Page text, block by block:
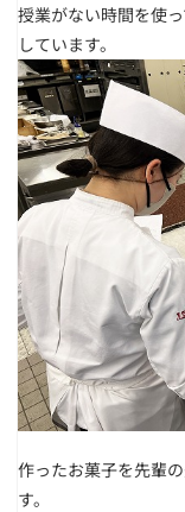
授業がない時間を使
しています。
作ったお菓子を先輩
す。